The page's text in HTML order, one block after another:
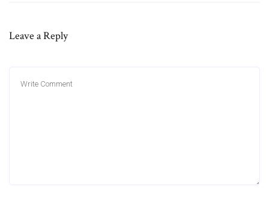
Leave a Reply